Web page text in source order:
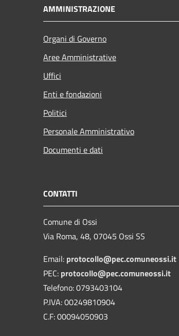
AMMINISTRAZIONE
Organi di Governo
Aree Amministrative
Uffici
Enti e fondazioni
Politici
Personale Amministrativo
Documenti e dati
CONTATTI
Comune di Ossi
Via Roma, 48, 07045 Ossi SS
Email: protocollo@pec.comuneossi.it
PEC: protocollo@pec.comuneossi.it
Telefono: 0793403104
P.IVA: 00249810904
C.F: 00094050903